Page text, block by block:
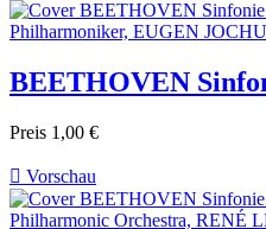
BEETHOVEN
Preis 1,00 €
 Vorschau